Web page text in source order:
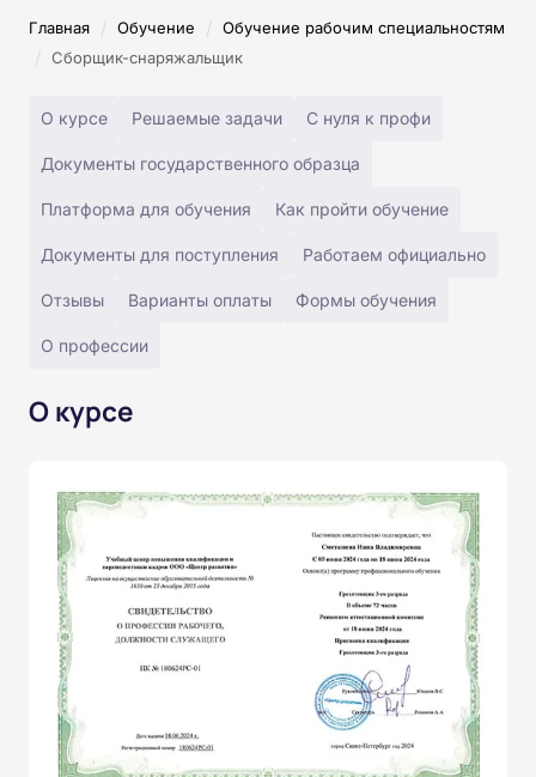
Главная / Обучение / Обучение рабочим специальностям
/ Сборщик-снаряжальщик
О курсе Решаемые задачи С нуля к профи
Документы государственного образца
Платформа для обучения Как пройти обучение
Документы для поступления Работаем официально
Отзывы Варианты оплаты Формы обучения
О профессии
О курсе